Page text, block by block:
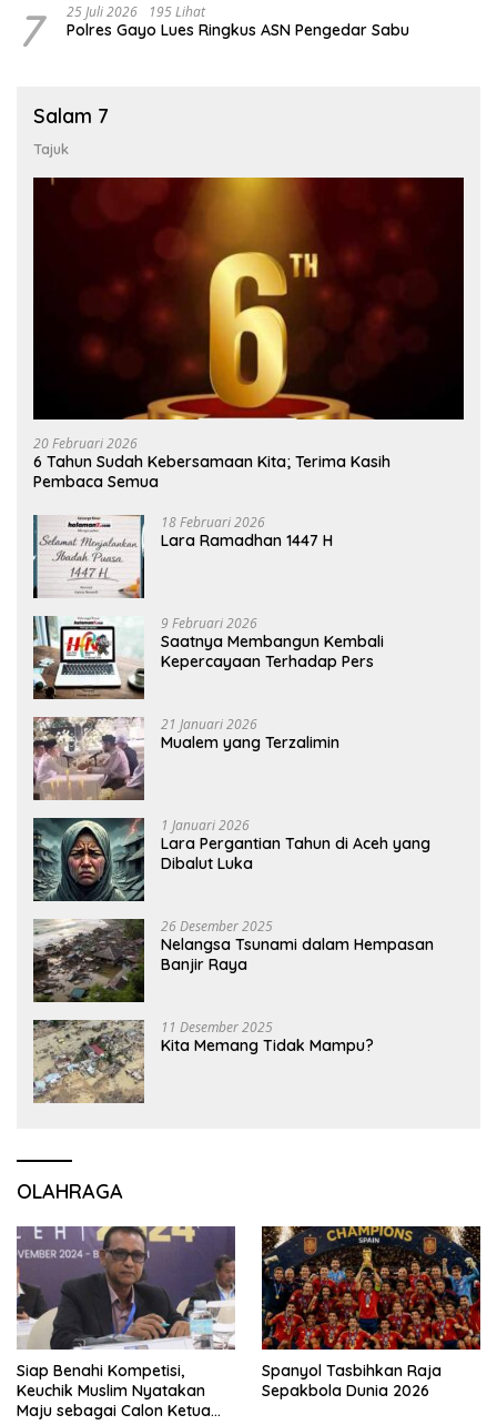
7 25 Juli 2026 195 Lihat
Polres Gayo Lues Ringkus ASN Pengedar Sabu
Salam 7
Tajuk
20 Februari 2026
6 Tahun Sudah Kebersamaan Kita; Terima Kasih
Pembaca Semua
18 Februari 2026
Lara Ramadhan 1447 H
9 Februari 2026
Saatnya Membangun Kembali
Kepercayaan Terhadap Pers
21 Januari 2026
Mualem yang Terzalimin
1 Januari 2026
Lara Pergantian Tahun di Aceh yang
Dibalut Luka
26 Desember 2025
Nelangsa Tsunami dalam Hempasan
Banjir Raya
11 Desember 2025
Kita Memang Tidak Mampu?
OLAHRAGA
Siap Benahi Kompetisi,
Keuchik Muslim Nyatakan
Maju sebagai Calon Ketua
Spanyol Tasbihkan Raja
Sepakbola Dunia 2026